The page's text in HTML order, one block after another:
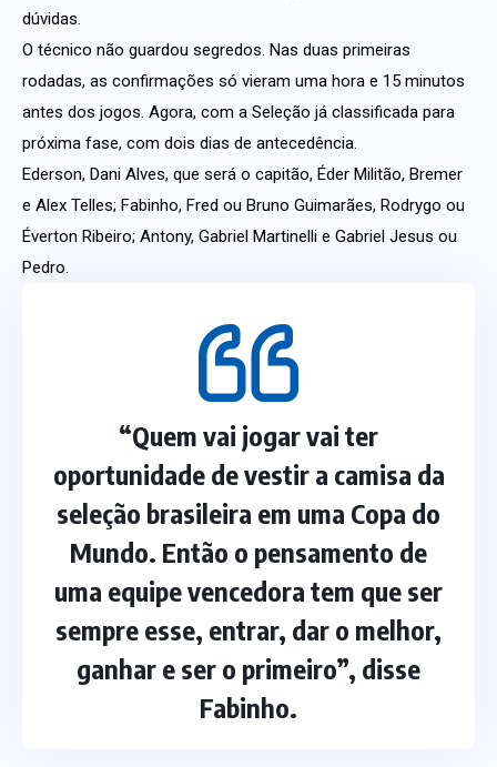
dúvidas.
O técnico não guardou segredos. Nas duas primeiras
rodadas, as confirmações só vieram uma hora e 15 minutos
antes dos jogos. Agora, com a Seleção já classificada para
próxima fase, com dois dias de antecedência.
Ederson, Dani Alves, que será o capitão, Éder Militão, Bremer
e Alex Telles; Fabinho, Fred ou Bruno Guimarães, Rodrygo ou
Éverton Ribeiro; Antony, Gabriel Martinelli e Gabriel Jesus ou
Pedro.
“Quem vai jogar vai ter
oportunidade de vestir a camisa da
seleção brasileira em uma Copa do
Mundo. Então o pensamento de
uma equipe vencedora tem que ser
sempre esse, entrar, dar o melhor,
ganhar e ser o primeiro”, disse
Fabinho.